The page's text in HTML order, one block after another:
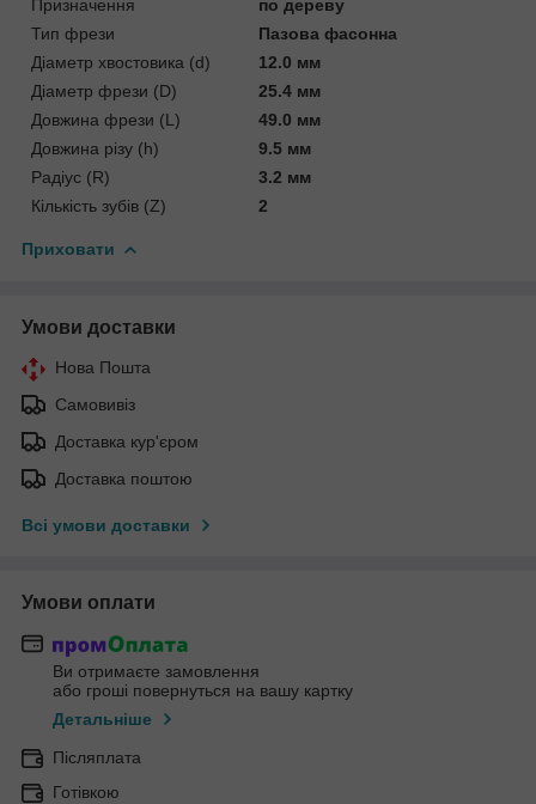
Призначення
по дереву
Тип фрези
Пазова фасонна
Діаметр хвостовика (d)
12.0 мм
Діаметр фрези (D)
25.4 мм
Довжина фрези (L)
49.0 мм
Довжина різу (h)
9.5 мм
Радіус (R)
3.2 мм
Кількість зубів (Z)
2
Приховати
Умови доставки
Нова Пошта
Самовивіз
Доставка кур'єром
Доставка поштою
Всі умови доставки
Умови оплати
Ви отримаєте замовлення
або гроші повернуться на вашу картку
Детальніше
Післяплата
Готівкою